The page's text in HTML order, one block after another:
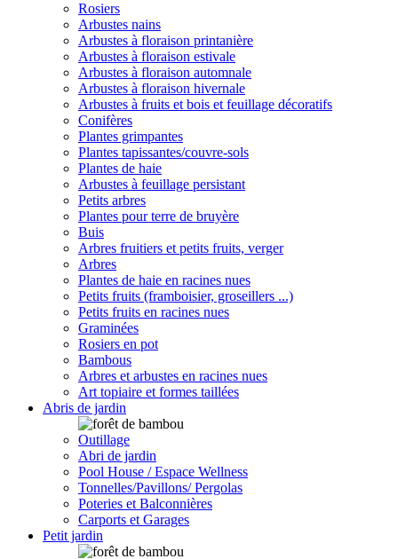
Rosiers
Arbustes nains
Arbustes à floraison printanière
Arbustes à floraison estivale
Arbustes à floraison automnale
Arbustes à floraison hivernale
Arbustes à fruits et bois et feuillage décoratifs
Conifères
Plantes grimpantes
Plantes tapissantes/couvre-sols
Plantes de haie
Arbustes à feuillage persistant
Petits arbres
Plantes pour terre de bruyère
Buis
Arbres fruitiers et petits fruits, verger
Arbres
Plantes de haie en racines nues
Petits fruits (framboisier, groseillers ...)
Petits fruits en racines nues
Graminées
Rosiers en pot
Bambous
Arbres et arbustes en racines nues
Art topiaire et formes taillées
Abris de jardin
Outillage
Abri de jardin
Pool House / Espace Wellness
Tonnelles/Pavillons/ Pergolas
Poteries et Balconnières
Carports et Garages
Petit jardin